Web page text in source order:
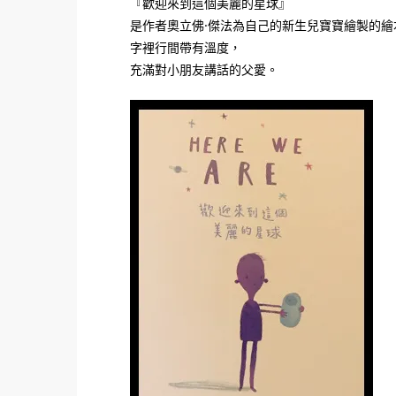
『歡迎來到這個美麗的星球』
是作者奧立佛·傑法為自己的新生兒寶寶繪製的繪
字裡行間帶有溫度，
充滿對小朋友講話的父愛。